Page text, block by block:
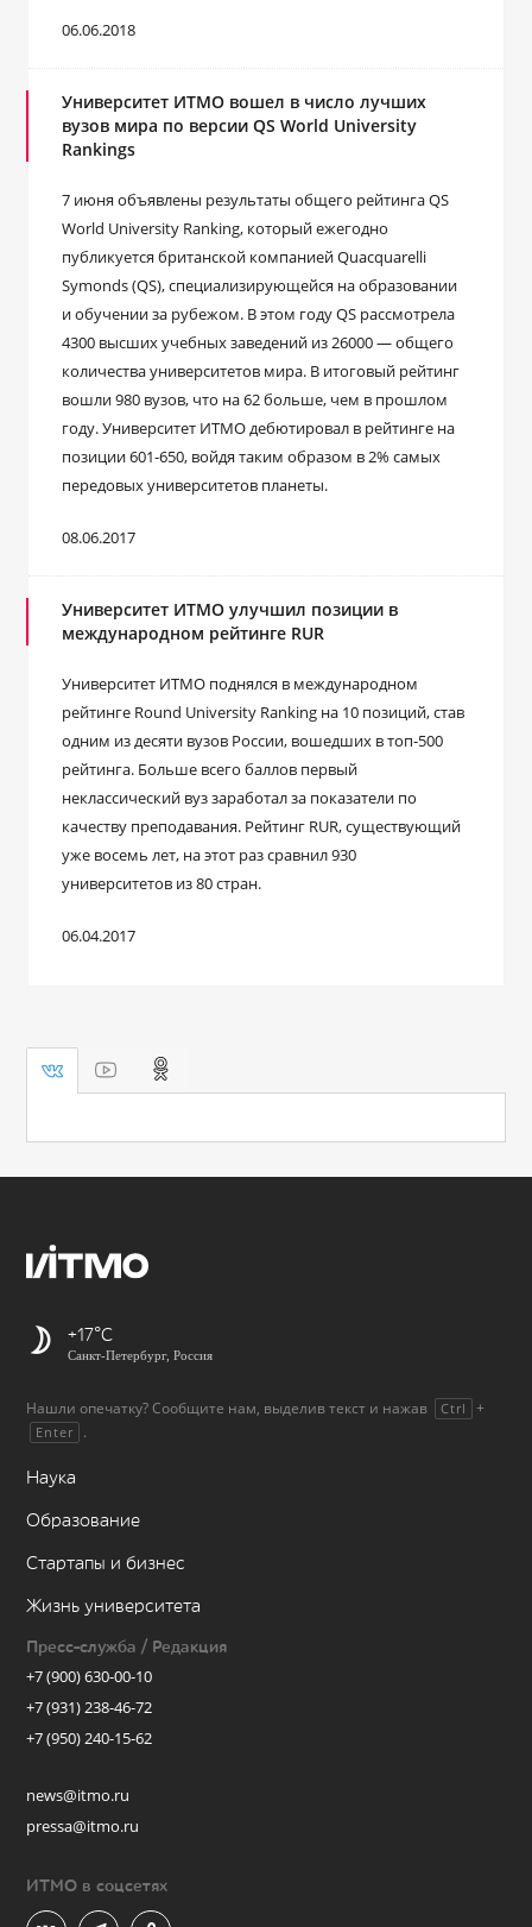
06.06.2018
Университет ИТМО вошел в число лучших
вузов мира по версии QS World University
Rankings
7 июня объявлены результаты общего рейтинга QS
World University Ranking, который ежегодно
публикуется британской компанией Quacquarelli
Symonds (QS), специализирующейся на образовании
и обучении за рубежом. В этом году QS рассмотрела
4300 высших учебных заведений из 26000 — общего
количества университетов мира. В итоговый рейтинг
вошли 980 вузов, что на 62 больше, чем в прошлом
году. Университет ИТМО дебютировал в рейтинге на
позиции 601-650, войдя таким образом в 2% самых
передовых университетов планеты.
08.06.2017
Университет ИТМО улучшил позиции в
международном рейтинге RUR
Университет ИТМО поднялся в международном
рейтинге Round University Ranking на 10 позиций, став
одним из десяти вузов России, вошедших в топ-500
рейтинга. Больше всего баллов первый
неклассический вуз заработал за показатели по
качеству преподавания. Рейтинг RUR, существующий
уже восемь лет, на этот раз сравнил 930
университетов из 80 стран.
06.04.2017
+17
Санкт-Петербург, Россия
Нашли опечатку? Сообщите нам, выделив текст и нажав Ctrl +
Enter .
Наука
Образование
Стартапы и бизнес
Жизнь университета
Пресс-служба / Редакция
+7 (900) 630-00-10
+7 (931) 238-46-72
+7 (950) 240-15-62
news@itmo.ru
pressa@itmo.ru
ИТМО в соцсетях